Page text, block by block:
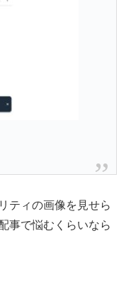
ティの画像を見せら
事で悩むくらいなら